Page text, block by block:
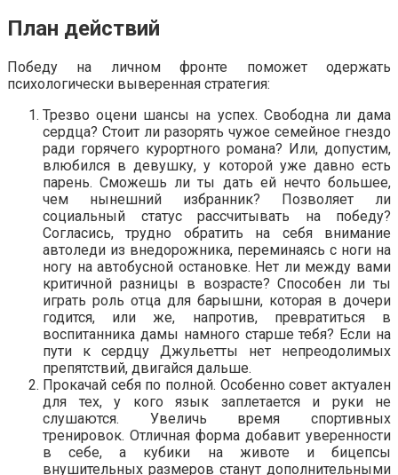
План действий
Победу на личном фронте поможет одержать
психологически выверенная стратегия:
Трезво оцени шансы на успех. Свободна ли дама
сердца? Стоит ли разорять чужое семейное гнездо
ради горячего курортного романа? Или, допустим,
влюбился в девушку, у которой уже давно есть
парень. Сможешь ли ты дать ей нечто большее,
чем нынешний избранник? Позволяет ли
социальный статус рассчитывать на победу?
Согласись, трудно обратить на себя внимание
автоледи из внедорожника, переминаясь с ноги на
ногу на автобусной остановке. Нет ли между вами
критичной разницы в возрасте? Способен ли ты
играть роль отца для барышни, которая в дочери
годится, или же, напротив, превратиться в
воспитанника дамы намного старше тебя? Если на
пути к сердцу Джульетты нет непреодолимых
препятствий, двигайся дальше.
Прокачай себя по полной. Особенно совет актуален
для тех, у кого язык заплетается и руки не
слушаются. Увеличь время спортивных
тренировок. Отличная форма добавит уверенности
в себе, а кубики на животе и бицепсы
внушительных размеров станут дополнительными